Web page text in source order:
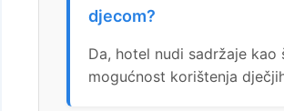
djecom?
Da, hotel nudi sadržaje
mogućnost korištenja